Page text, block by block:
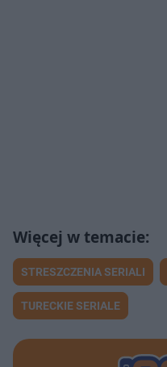
STRESZCZENIA SERIALI
TURECKIE SERIALE